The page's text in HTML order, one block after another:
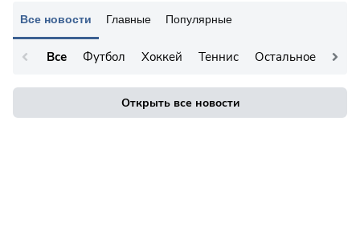
Все новости Главные Популярные
Все Футбол Хоккей Теннис Остальное
Открыть все новости